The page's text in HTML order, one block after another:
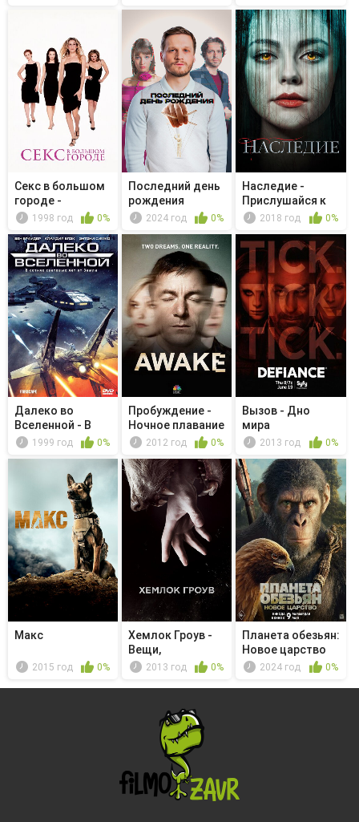
Секс в большом
городе -
Идеальный под...
1998 год 0%
Последний день
рождения
2024 год 0%
Наследие -
Прислушайся к
звуку моего ...
2018 год 0%
Далеко во
Вселенной - В
логове льва: ...
1999 год 0%
Пробуждение -
Ночное плавание
2012 год 0%
Вызов - Дно
мира
2013 год 0%
Макс
2015 год 0%
Хемлок Гроув -
Вещи,
внушающие ужас
2013 год 0%
Планета обезьян:
Новое царство
2024 год 0%